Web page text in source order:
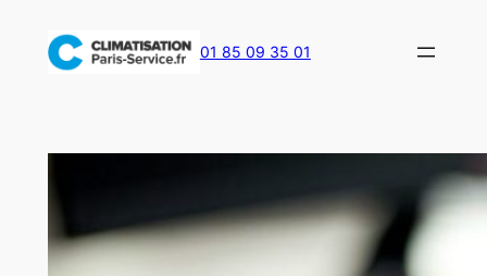
01 85 09 35 01